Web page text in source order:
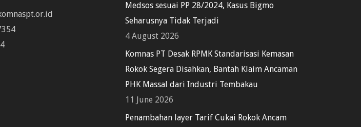
Medsos sesuai PP 28/2024, Kasus Bigmo
Seharusnya Tidak Terjadi
4 August 2026
Komnas PT Desak RPMK Standarisasi Kemasan
Rokok Segera Disahkan, Bantah Klaim Ancaman
PHK Massal dari Industri Tembakau
11 June 2026
Penambahan layer Tarif Cukai Rokok Ancam